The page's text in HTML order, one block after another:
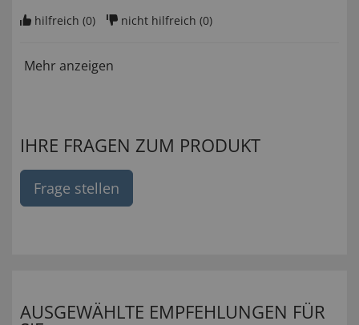
hilfreich (0) nicht hilfreich (0)
Mehr anzeigen
IHRE FRAGEN ZUM PRODUKT
Frage stellen
AUSGEWÄHLTE EMPFEHLUNGEN FÜR